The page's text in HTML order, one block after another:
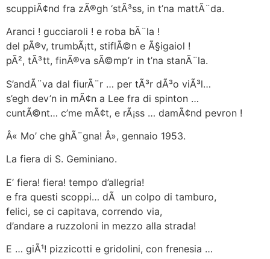
scuppiÃ¢nd fra zÃ®gh ‘stÃ³ss, in t’na mattÃ¨da.
Aranci ! gucciaroli ! e roba bÃ¨la !
del pÃ®v, trumbÃ¡tt, stiflÃ©n e Ã§igaiol !
pÃ², tÃ³tt, finÃ®va sÃ©mp’r in t’na stanÃ¨la.
S’andÃ¨va dal fiurÃ¨r … per tÃ³r dÃ³o viÃ³l…
s’egh dev’n in mÃ¢n a Lee fra di spinton …
cuntÃ©nt… c’me mÃ¢t, e rÃ¡ss … damÃ¢nd pevron !
Â« Mo’ che ghÃ¨gna! Â», gennaio 1953.
La fiera di S. Geminiano.
E’ fiera! fiera! tempo d’allegria!
e fra questi scoppi… dÃ un colpo di tamburo,
felici, se ci capitava, correndo via,
d’andare a ruzzoloni in mezzo alla strada!
E … giÃ¹! pizzicotti e gridolini, con frenesia …